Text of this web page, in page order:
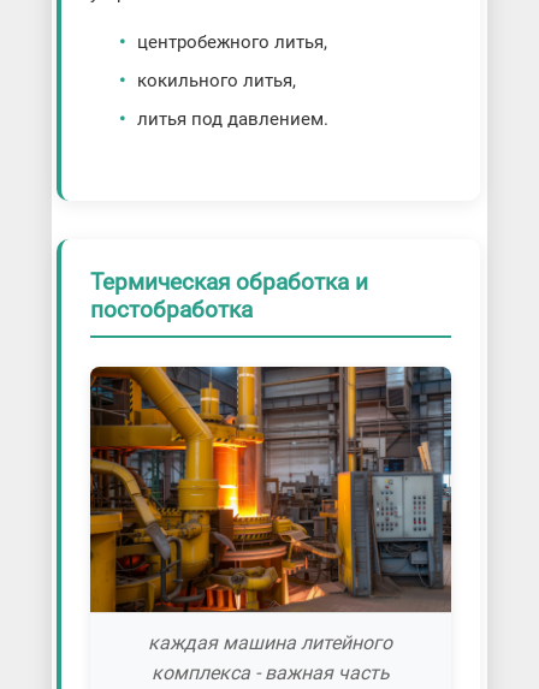
центробежного литья,
кокильного литья,
литья под давлением.
Термическая обработка и
постобработка
каждая машина литейного
комплекса - важная часть